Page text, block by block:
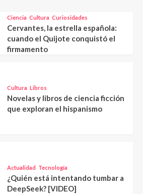
Ciencia Cultura Curiosidades
Cervantes, la estrella española:
cuando el Quijote conquistó el
firmamento
Cultura Libros
Novelas y libros de ciencia ficción
que exploran el hispanismo
Actualidad Tecnología
¿Quién está intentando tumbar a
DeepSeek? [VIDEO]